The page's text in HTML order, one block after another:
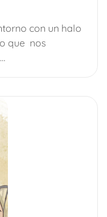
con un halo
que nos